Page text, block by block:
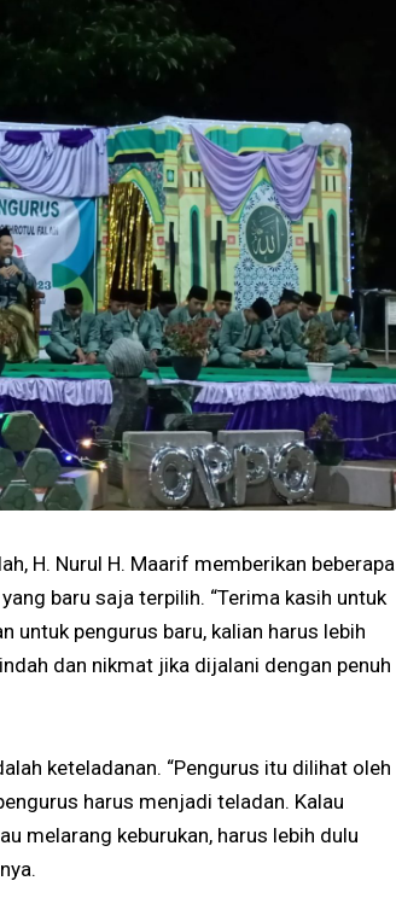
H. Nurul H. Maarif memberikan beberapa
baru saja terpilih. “Terima kasih untuk
untuk pengurus baru, kalian harus lebih
dan nikmat jika dijalani dengan penuh
keteladanan. “Pengurus itu dilihat oleh
harus menjadi teladan. Kalau
melarang keburukan, harus lebih dulu